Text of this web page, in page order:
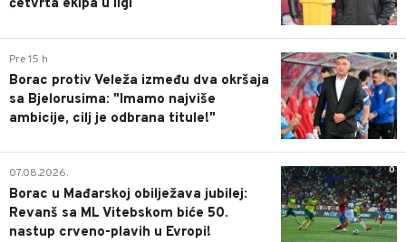
četvrta ekipa u ligi
0
Pre 15 h
Borac protiv Veleža između dva okršaja
sa Bjelorusima: "Imamo najviše
ambicije, cilj je odbrana titule!"
0
07.08.2026.
Borac u Mađarskoj obilježava jubilej:
Revanš sa ML Vitebskom biće 50.
nastup crveno-plavih u Evropi!